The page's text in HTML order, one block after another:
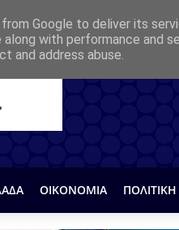
ΟΙΚΟΝΟΜΙΑ ΠΟΛΙΤΙΚΗ
Google to deliver its
along with performance and
and address abuse.